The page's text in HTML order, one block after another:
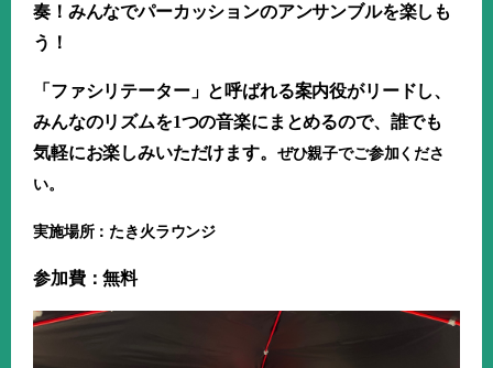
奏！みんなでパーカッションのアンサンブルを楽しも
う！
「ファシリテーター」と呼ばれる案内役がリードし、
みんなのリズムを1つの音楽にまとめるので、誰でも
気軽にお楽しみいただけます。 ぜひ親子でご参加くださ
い。
実施場所：たき火ラウンジ
参加費：無料